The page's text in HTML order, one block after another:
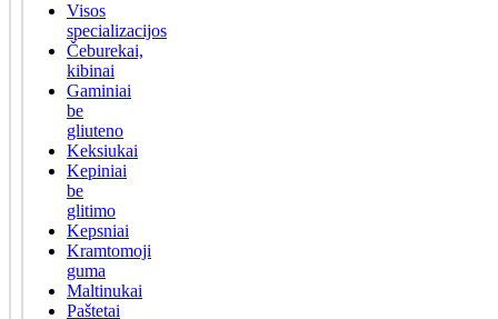
Visos
specializacijos
Čeburekai,
kibinai
Gaminiai
be
gliuteno
Keksiukai
Kepiniai
be
glitimo
Kepsniai
Kramtomoji
guma
Maltinukai
Paštetai